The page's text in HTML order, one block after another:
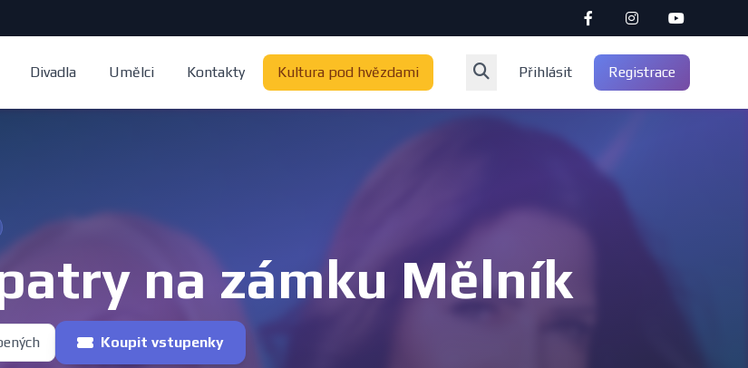
Divadla Umělci Kontakty Kultura pod hvězdami Přihlásit Registrace
na zámku Mělník
Koupit vstupenky